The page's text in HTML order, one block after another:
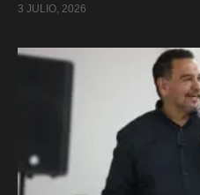
3 JULIO, 2026